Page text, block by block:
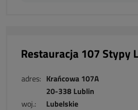
Restauracja 107 Stypy
adres: Krańcowa 107A
20-338 Lublin
woj.:
Lubelskie